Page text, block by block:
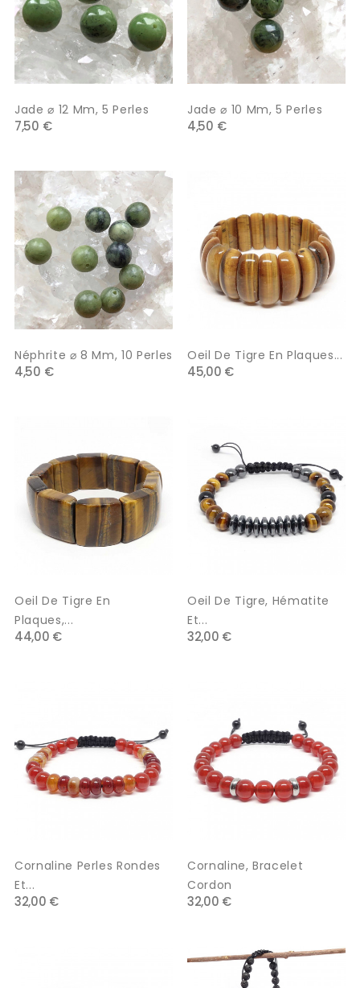
Jade ⌀ 12 Mm, 5 Perles
7,50 €
Jade ⌀ 10 Mm, 5 Perles
4,50 €
Néphrite ⌀ 8 Mm, 10 Perles
4,50 €
Oeil De Tigre En Plaques...
45,00 €
Oeil De Tigre En
Plaques,...
44,00 €
Oeil De Tigre, Hématite
Et...
32,00 €
Cornaline Perles Rondes
Et...
32,00 €
Cornaline, Bracelet
Cordon
32,00 €